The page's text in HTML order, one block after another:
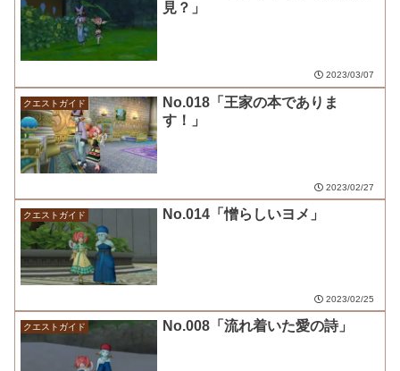
見？」
2023/03/07
クエストガイド
No.018「王家の本でありま
す！」
2023/02/27
クエストガイド No.014「憎らしいヨメ」
2023/02/25
クエストガイド No.008「流れ着いた愛の詩」